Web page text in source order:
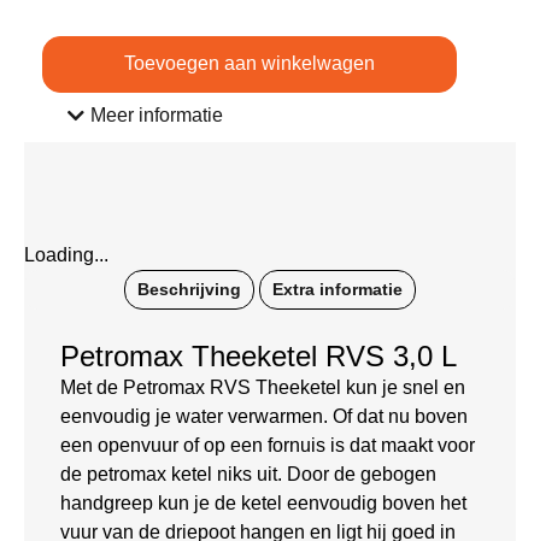
Toevoegen aan winkelwagen
Meer informatie
Loading...
Beschrijving Extra informatie
Petromax Theeketel RVS 3,0 L
Met de Petromax RVS Theeketel kun je snel en
eenvoudig je water verwarmen. Of dat nu boven
een openvuur of op een fornuis is dat maakt voor
de petromax ketel niks uit. Door de gebogen
handgreep kun je de ketel eenvoudig boven het
vuur van de driepoot hangen en ligt hij goed in